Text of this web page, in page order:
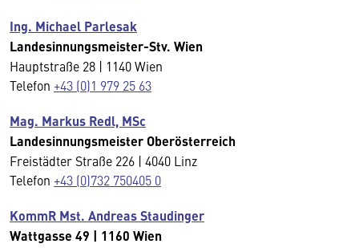
Ing. Michael Parlesak
Landesinnungsmeister-Stv. Wien
Hauptstraße 28 | 1140 Wien
Telefon +43 (0)1 979 25 63
Mag. Markus Redl, MSc
Landesinnungsmeister Oberösterreich
Freistädter Straße 226 | 4040 Linz
Telefon +43 (0)732 750405 0
KommR Mst. Andreas Staudinger
Wattgasse 49 | 1160 Wien